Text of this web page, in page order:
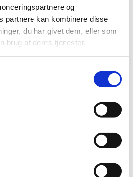
og
partnere kan kombinere disse
du har givet dem, eller som
brug af deres tjenester.
også kunne